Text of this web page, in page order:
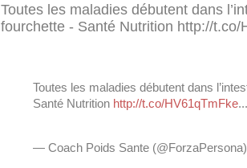
Toutes les maladies débutent dans
fourchette - Santé Nutrition http://t.co/
Toutes les maladies débutent dans
Santé Nutrition http://t.co/HV61qTmFke...
— Coach Poids Sante (@ForzaPersona)